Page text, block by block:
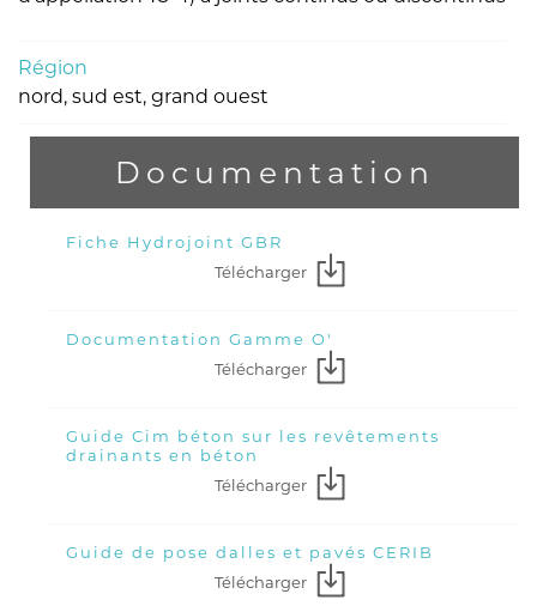
Région
nord, sud est, grand ouest
Documentation
Fiche Hydrojoint GBR
Télécharger
Documentation Gamme O'
Télécharger
Guide Cim béton sur les revêtements
drainants en béton
Télécharger
Guide de pose dalles et pavés CERIB
Télécharger